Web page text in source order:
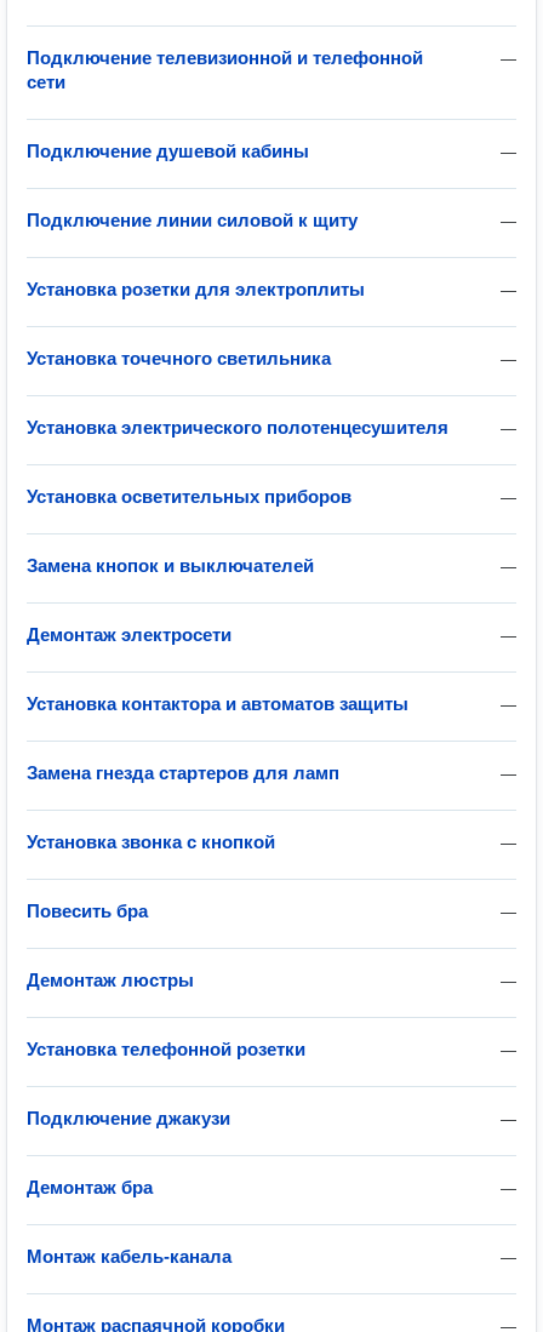
—
Подключение телевизионной и телефонной
сети
—
Подключение душевой кабины
—
Подключение линии силовой к щиту
—
Установка розетки для электроплиты
—
Установка точечного светильника
—
Установка электрического полотенцесушителя
—
Установка осветительных приборов
—
Замена кнопок и выключателей
—
Демонтаж электросети
—
Установка контактора и автоматов защиты
—
Замена гнезда стартеров для ламп
—
Установка звонка с кнопкой
—
Повесить бра
—
Демонтаж люстры
—
Установка телефонной розетки
—
Подключение джакузи
—
Демонтаж бра
—
Монтаж кабель-канала
—
Монтаж распаячной коробки